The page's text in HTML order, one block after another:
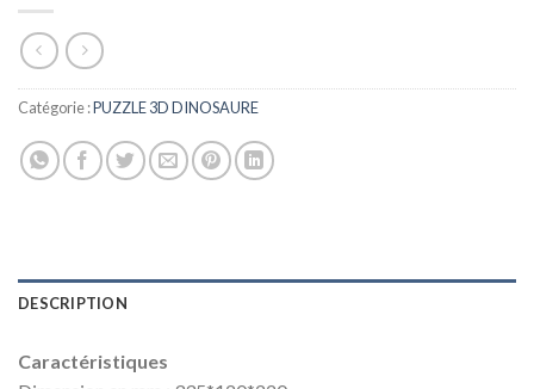
Catégorie :PUZZLE 3D DINOSAURE
DESCRIPTION
Caractéristiques